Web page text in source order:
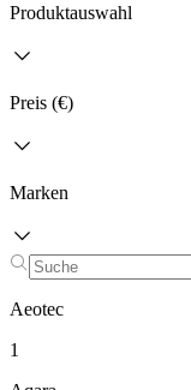
Produktauswahl
Preis (€)
Marken
Aeotec
1